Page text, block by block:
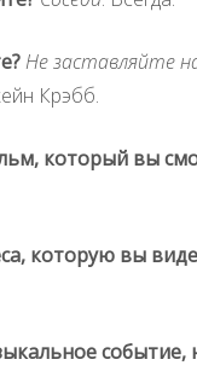
Не заставляйте
Крэбб.
который вы
которую вы